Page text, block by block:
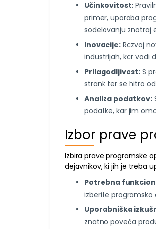
Učinkovitost:
primer, uporaba
sodelovanju znotraj
Inovacije: Razvoj
industrijah, kar vodi
Prilagodljivost: S
strank ter se hitro
Analiza podatkov:
podatke, kar jim
Izbor prave
Izbira prave programske
dejavnikov, ki jih je treba
Potrebna
izberite programsko
Uporabniška
znatno poveča